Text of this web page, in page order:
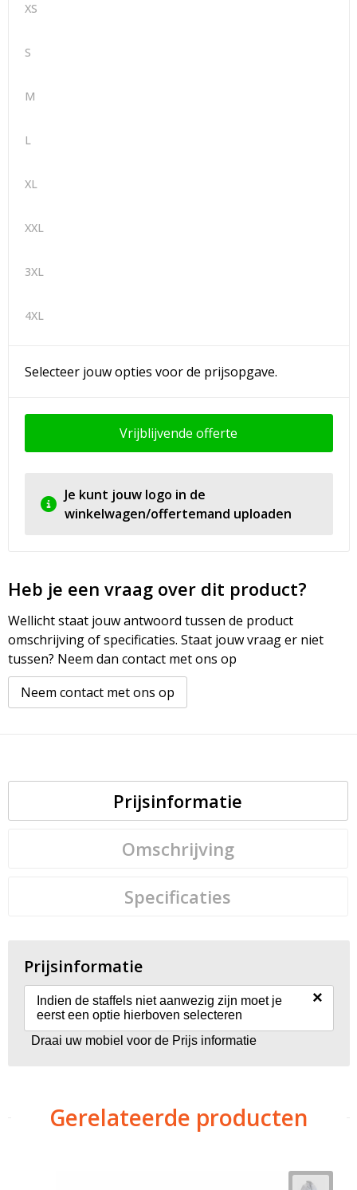
XS
S
M
L
XL
XXL
3XL
4XL
Selecteer jouw opties voor de prijsopgave.
Vrijblijvende offerte
Je kunt jouw logo in de
winkelwagen/offertemand uploaden
Heb je een vraag over dit product?
Wellicht staat jouw antwoord tussen de product
omschrijving of specificaties. Staat jouw vraag er niet
tussen? Neem dan contact met ons op
Neem contact met ons op
Prijsinformatie
Omschrijving
Specificaties
Prijsinformatie
Indien de staffels niet aanwezig zijn moet je
eerst een optie hierboven selecteren
×
Draai uw mobiel voor de Prijs informatie
Gerelateerde producten